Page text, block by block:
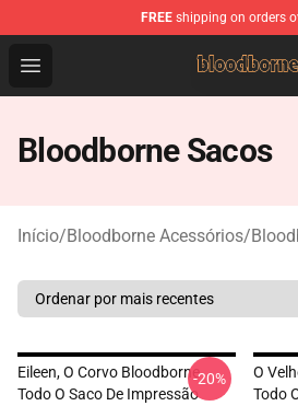
FREE shipping on orders
Open menu
Bloodborne Shop - Official
Bloodborne Sacos
Início/Bloodborne Acessórios/
Eileen, O Corvo Bloodborne
Todo O Saco De Impressão
-20%
O
Todo